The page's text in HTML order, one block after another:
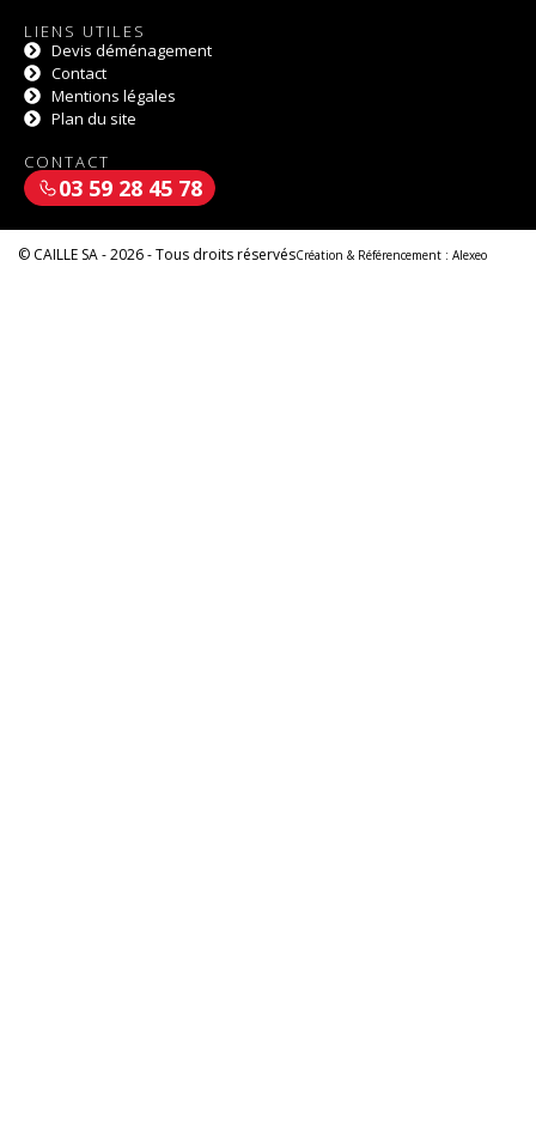
LIENS UTILES
Devis déménagement
Contact
Mentions légales
Plan du site
CONTACT
03 59 28 45 78
© CAILLE SA - 2026 - Tous droits réservésCréation & Référencement : Alexeo